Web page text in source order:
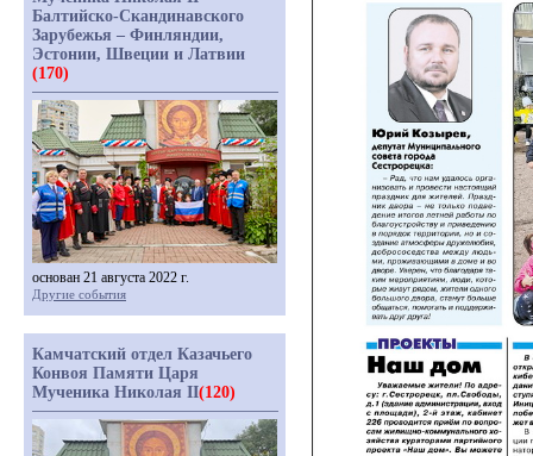
Балтийско-Скандинавского
Зарубежья – Финляндии,
Эстонии, Швеции и Латвии
(170)
основан 21 августа 2022 г.
Другие события
Камчатский отдел Казачьего
Конвоя Памяти Царя
Мученика Николая II(120)